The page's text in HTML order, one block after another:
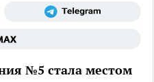
№5 стала местом